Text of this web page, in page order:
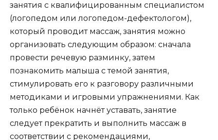
занятия с квалифицированным специалистом
(логопедом или логопедом-дефектологом),
который проводит массаж, занятия можно
организовать следующим образом: сначала
провести речевую разминку, затем
познакомить малыша с темой занятия,
стимулировать его к разговору различными
методиками и игровыми упражнениями. Как
только ребёнок начнёт уставать, занятие
следует прекратить и выполнить массаж в
соответствии с рекомендациями,